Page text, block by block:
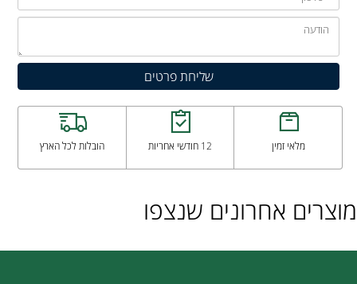
מלאי זמין 12 חודשי אחריות הובלות לכל הארץ
מוצרים אחרונים שנצפו